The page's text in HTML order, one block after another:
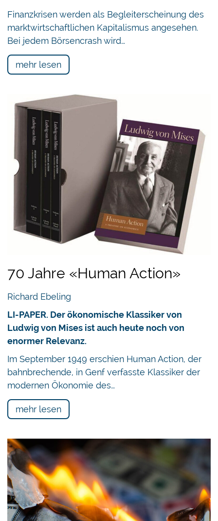
Finanzkrisen werden als Begleiterscheinung des
marktwirtschaftlichen Kapitalismus angesehen.
Bei jedem Börsencrash wird…
mehr lesen
70 Jahre «Human Action»
Richard Ebeling
LI-PAPER. Der ökonomische Klassiker von
Ludwig von Mises ist auch heute noch von
enormer Relevanz.
Im September 1949 erschien Human Action, der
bahnbrechende, in Genf verfasste Klassiker der
modernen Ökonomie des…
mehr lesen